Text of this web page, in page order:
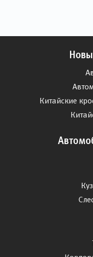
Китайские